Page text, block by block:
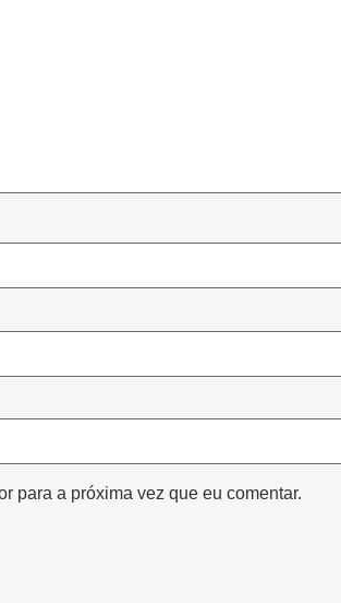
para a próxima vez que eu comentar.